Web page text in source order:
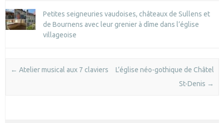
Petites seigneuries vaudoises, châteaux de Sullens et
de Bournens avec leur grenier à dîme dans l’église
villageoise
Post navigation
← Atelier musical aux 7 claviers
L’église néo-gothique de Châtel
St-Denis →